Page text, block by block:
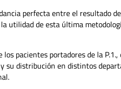
perfecta entre el resultado
utilidad de esta última
pacientes portadores de la
su distribución en distintos